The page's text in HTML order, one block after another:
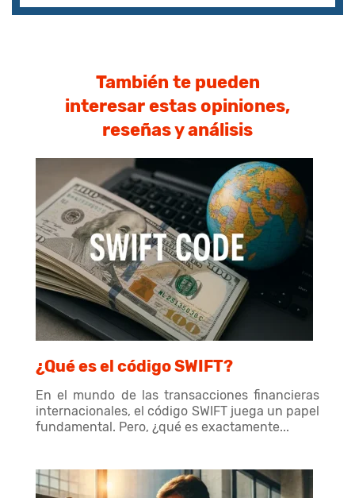
También te pueden
interesar estas opiniones,
reseñas y análisis
¿Qué es el código SWIFT?
En el mundo de las transacciones financieras
internacionales, el código SWIFT juega un papel
fundamental. Pero, ¿qué es exactamente...